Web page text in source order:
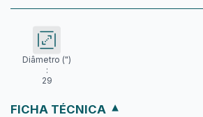
Diâmetro (")
:
29
FICHA TÉCNICA